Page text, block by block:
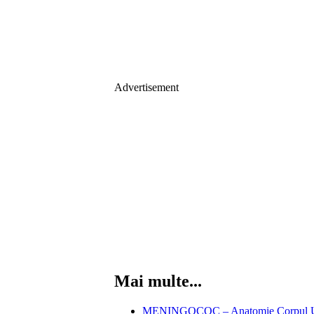
Advertisement
Mai multe...
MENINGOCOC – Anatomie Corpul